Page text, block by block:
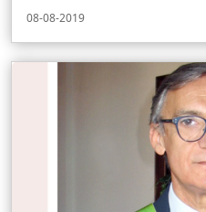
08-08-2019